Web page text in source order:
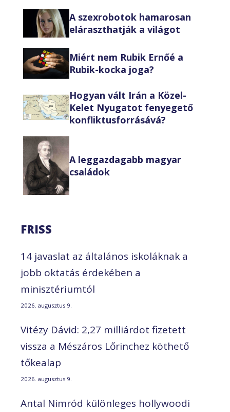
A szexrobotok hamarosan
eláraszthatják a világot
Miért nem Rubik Ernőé a
Rubik-kocka joga?
Hogyan vált Irán a Közel-
Kelet Nyugatot fenyegető
konfliktusforrásává?
A leggazdagabb magyar
családok
FRISS
14 javaslat az általános iskoláknak a
jobb oktatás érdekében a
minisztériumtól
2026. augusztus 9.
Vitézy Dávid: 2,27 milliárdot fizetett
vissza a Mészáros Lőrinchez köthető
tőkealap
2026. augusztus 9.
Antal Nimród különleges hollywoodi